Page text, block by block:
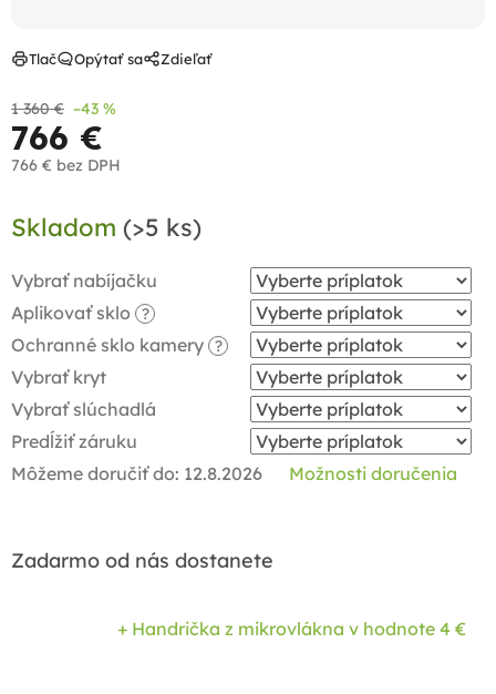
1 360 € –43 %
766 €
766 € bez DPH
cena:
Skladom (>5 ks)
Vybrať nabíjačku
Aplikovať sklo
?
Ochranné sklo kamery ?
Vybrať kryt
Vybrať slúchadlá
Predĺžiť záruku
Môžeme doručiť do: 12.8.2026 Možnosti doručenia
Zadarmo od nás dostanete
+ Handrička z mikrovlákna v hodnote 4 €
Tlač Opýtať sa Zdieľať